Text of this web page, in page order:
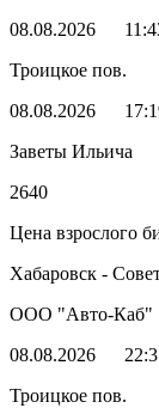
08.08.2026
Троицкое пов.
08.08.2026
Заветы Ильича
2640
Цена взрослого
Хабаровск -
ООО "Авто-Каб"
08.08.2026
Троицкое пов.